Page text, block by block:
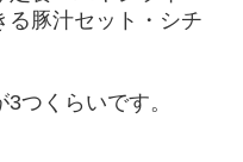
る豚汁セット・シチ
つくらいです。